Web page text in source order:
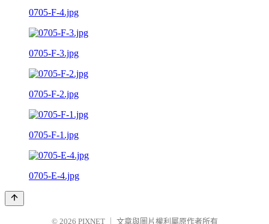
0705-F-4.jpg
0705-F-3.jpg
0705-F-2.jpg
0705-F-1.jpg
0705-E-4.jpg
© 2026 PIXNET 文章與圖片權利屬原作者所有